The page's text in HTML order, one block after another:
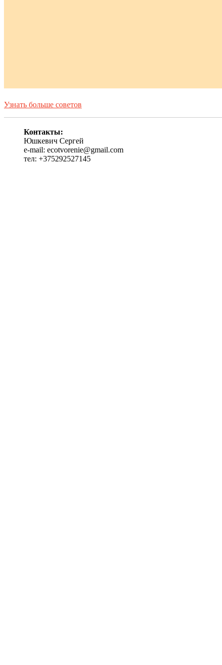
Узнать больше советов
Контакты:
Юшкевич Сергей
e-mail: ecotvorenie@gmail.com
тел: +375292527145